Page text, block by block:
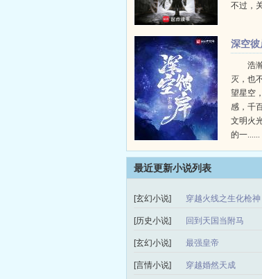
不过，
深空彼
浩
灭，也
望星空
感，千
文明火
的一......
最近更新小说列表
[玄幻小说] 穿越火线之生化枪神
[历史小说] 回到天国当附马
[玄幻小说] 最强皇帝
[言情小说] 穿越婚然天成